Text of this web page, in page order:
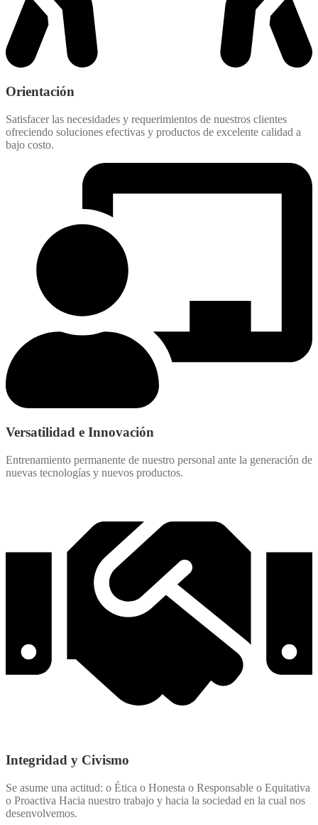
Orientación
Satisfacer las necesidades y requerimientos de nuestros clientes
ofreciendo soluciones efectivas y productos de excelente calidad a
bajo costo.
Versatilidad e Innovación
Entrenamiento permanente de nuestro personal ante la generación de
nuevas tecnologías y nuevos productos.
Integridad y Civismo
Se asume una actitud: o Ética o Honesta o Responsable o Equitativa
o Proactiva Hacia nuestro trabajo y hacia la sociedad en la cual nos
desenvolvemos.